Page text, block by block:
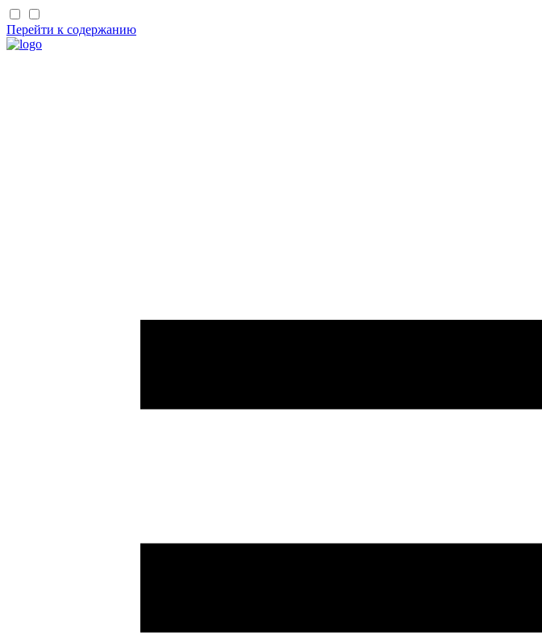
Перейти к содержанию